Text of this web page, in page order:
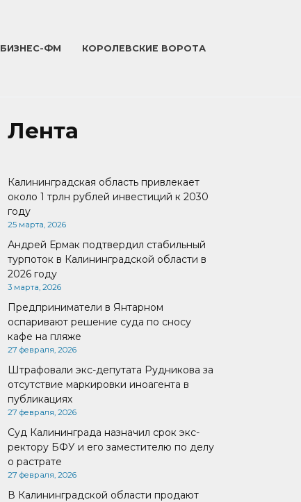
БИЗНЕС-ФМ КОРОЛЕВСКИЕ ВОРОТА
Лента
Калининградская область привлекает
около 1 трлн рублей инвестиций к 2030
году
25 марта, 2026
Андрей Ермак подтвердил стабильный
турпоток в Калининградской области в
2026 году
3 марта, 2026
Предприниматели в Янтарном
оспаривают решение суда по сносу
кафе на пляже
27 февраля, 2026
Штрафовали экс-депутата Рудникова за
отсутствие маркировки иноагента в
публикациях
27 февраля, 2026
Суд Калининграда назначил срок экс-
ректору БФУ и его заместителю по делу
о растрате
27 февраля, 2026
В Калининградской области продают